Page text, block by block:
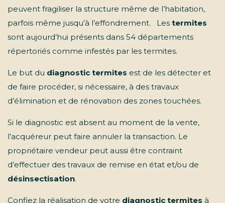
peuvent fragiliser la structure même de l’habitation,
parfois même jusqu’à l’effondrement. Les termites
sont aujourd’hui présents dans 54 départements
répertoriés comme infestés par les termites.
Le but du diagnostic termites est de les détecter et
de faire procéder, si nécessaire, à des travaux
d’élimination et de rénovation des zones touchées.
Si le diagnostic est absent au moment de la vente,
l’acquéreur peut faire annuler la transaction. Le
propriétaire vendeur peut aussi être contraint
d’effectuer des travaux de remise en état et/ou de
désinsectisation.
Confiez la réalisation de votre diagnostic termites à